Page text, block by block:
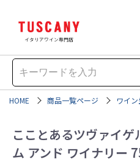
イタリアワイン専門店
HOME 商品一覧ページ ワイ
こことあるツヴァイ
ム アンド ワイナリー